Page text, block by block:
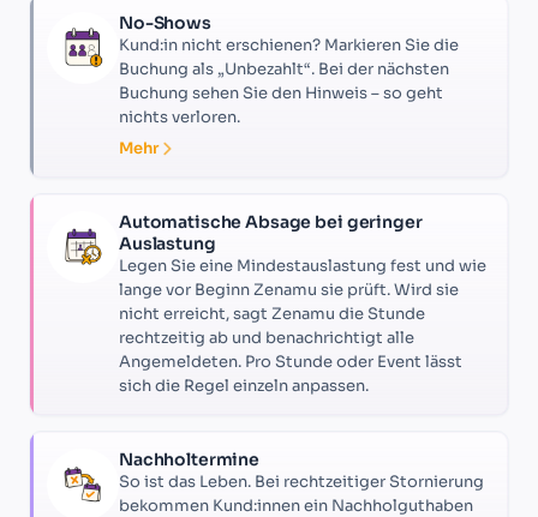
No-Shows
Kund:in nicht erschienen? Markieren Sie die
Buchung als „Unbezahlt“. Bei der nächsten
Buchung sehen Sie den Hinweis – so geht
nichts verloren.
Mehr
Automatische Absage bei geringer
Auslastung
Legen Sie eine Mindestauslastung fest und wie
lange vor Beginn Zenamu sie prüft. Wird sie
nicht erreicht, sagt Zenamu die Stunde
rechtzeitig ab und benachrichtigt alle
Angemeldeten. Pro Stunde oder Event lässt
sich die Regel einzeln anpassen.
Nachholtermine
So ist das Leben. Bei rechtzeitiger Stornierung
bekommen Kund:innen ein Nachholguthaben